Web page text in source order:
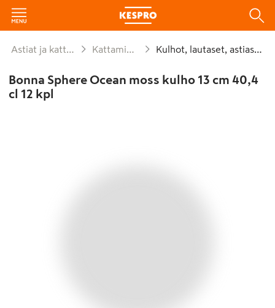
Astiat ja kattaus Kattaminen Kulhot, lautaset, astiastot
Bonna Sphere Ocean moss kulho 13 cm 40,4
cl 12 kpl